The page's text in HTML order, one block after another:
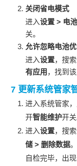
关闭省电模式
进入设置 > 电池
关。
允许忽略电池
进入设置，搜
有应用 ，找到
7 更新系统管家
进入系统管家
开智能维护开关
进入设置，搜
储 >删除数据
自检完毕，出